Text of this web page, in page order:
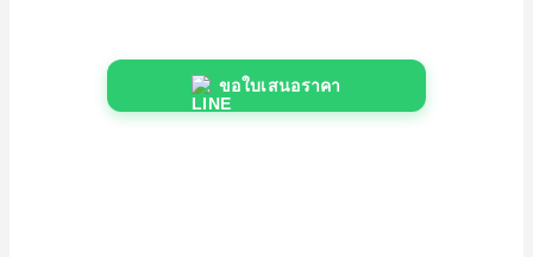
ขอใบเสนอราคา